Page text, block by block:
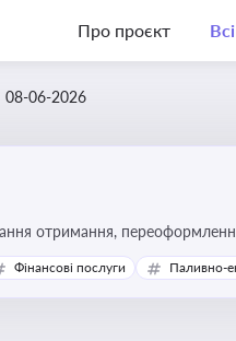
Про проєкт
08-06-2026
отримання,
Фінансові послуги Паливно-